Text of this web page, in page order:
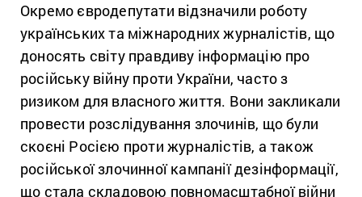
Окремо євродепутати відзначили роботу
українських та міжнародних журналістів, що
доносять світу правдиву інформацію про
російську війну проти України, часто з
ризиком для власного життя. Вони закликали
провести розслідування злочинів, що були
скоєні Росією проти журналістів, а також
російської злочинної кампанії дезінформації,
що стала складовою повномасштабної війни